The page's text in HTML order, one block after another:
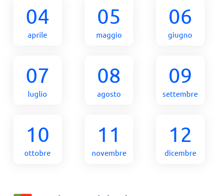
04
aprile
05
maggio
06
giugno
07
luglio
08
agosto
09
settembre
10
ottobre
11
novembre
12
dicembre